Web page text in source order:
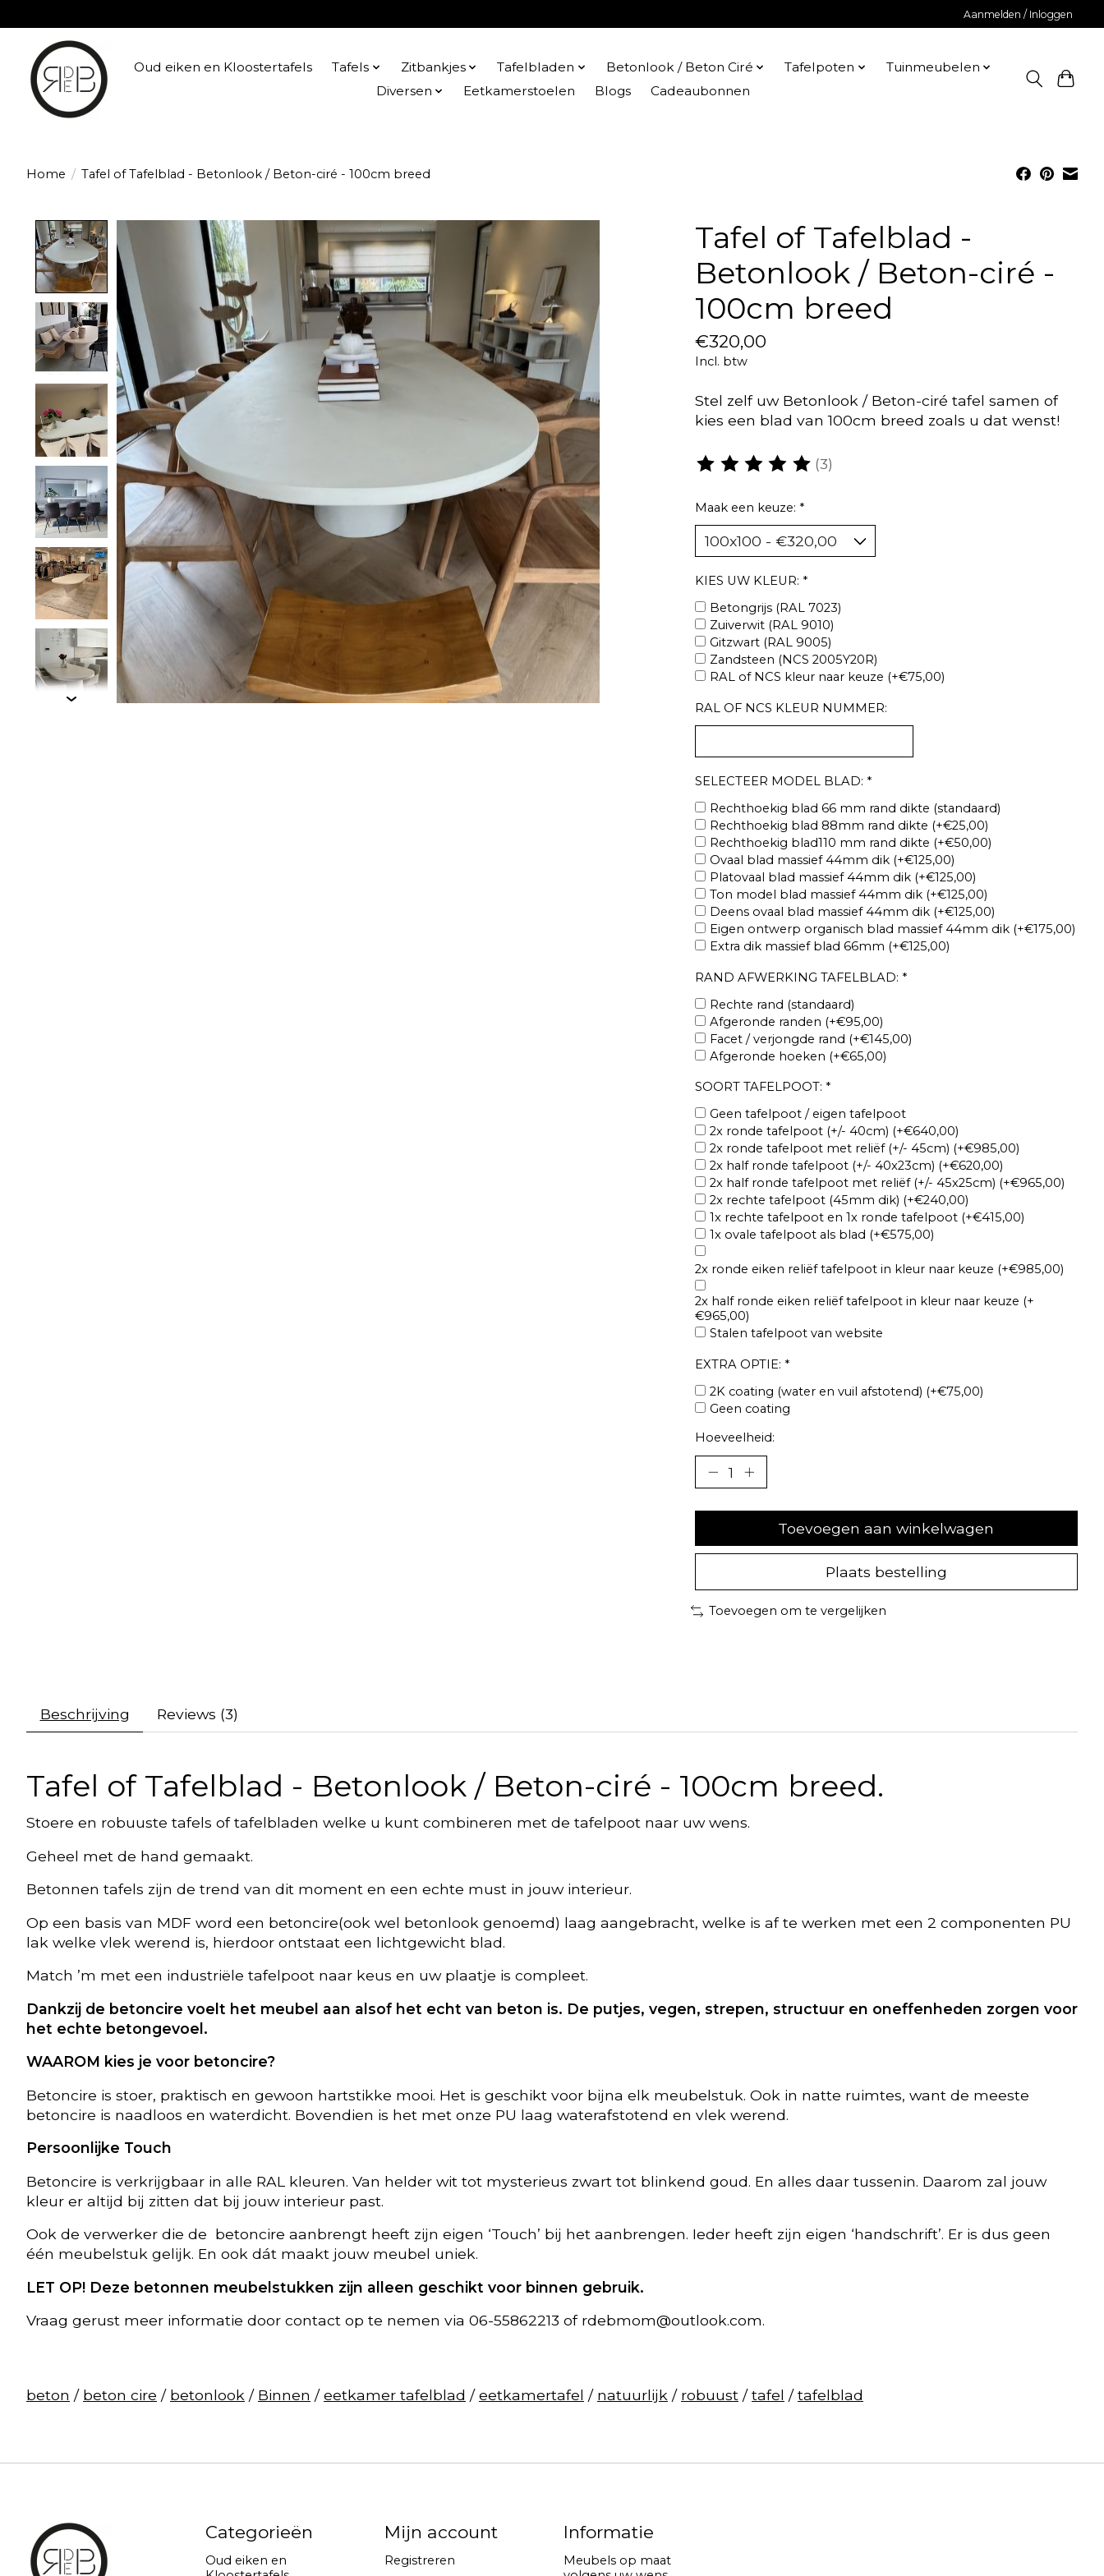
Aanmelden / Inloggen
Oud eiken en Kloostertafels Tafels Zitbankjes Tafelbladen Betonlook / Beton Ciré Tafelpoten
Tuinmeubelen
Diversen
Eetkamerstoelen Blogs Cadeaubonnen
Home / Tafel of Tafelblad - Betonlook / Beton-ciré - 100cm breed
Product image slideshow Items
Tafel of Tafelblad -
Betonlook / Beton-ciré -
100cm breed
€320,00
Incl. btw
Stel zelf uw Betonlook / Beton-ciré tafel samen of
kies een blad van 100cm breed zoals u dat wenst!
De beoordeling van dit product is
(3)
Maak een keuze: *
KIES UW KLEUR: *
Betongrijs (RAL 7023)
Zuiverwit (RAL 9010)
Gitzwart (RAL 9005)
Zandsteen (NCS 2005Y20R)
RAL of NCS kleur naar keuze (+€75,00)
RAL OF NCS KLEUR NUMMER:
SELECTEER MODEL BLAD: *
Rechthoekig blad 66 mm rand dikte (standaard)
Rechthoekig blad 88mm rand dikte (+€25,00)
Rechthoekig blad110 mm rand dikte (+€50,00)
Ovaal blad massief 44mm dik (+€125,00)
Platovaal blad massief 44mm dik (+€125,00)
Ton model blad massief 44mm dik (+€125,00)
Deens ovaal blad massief 44mm dik (+€125,00)
Eigen ontwerp organisch blad massief 44mm dik (+€175,00)
Extra dik massief blad 66mm (+€125,00)
RAND AFWERKING TAFELBLAD: *
Rechte rand (standaard)
Afgeronde randen (+€95,00)
Facet / verjongde rand (+€145,00)
Afgeronde hoeken (+€65,00)
SOORT TAFELPOOT: *
Geen tafelpoot / eigen tafelpoot
2x ronde tafelpoot (+/- 40cm) (+€640,00)
2x ronde tafelpoot met reliëf (+/- 45cm) (+€985,00)
2x half ronde tafelpoot (+/- 40x23cm) (+€620,00)
2x half ronde tafelpoot met reliëf (+/- 45x25cm) (+€965,00)
2x rechte tafelpoot (45mm dik) (+€240,00)
1x rechte tafelpoot en 1x ronde tafelpoot (+€415,00)
1x ovale tafelpoot als blad (+€575,00)
2x ronde eiken reliëf tafelpoot in kleur naar keuze (+€985,00)
2x half ronde eiken reliëf tafelpoot in kleur naar keuze (+
€965,00)
Stalen tafelpoot van website
EXTRA OPTIE: *
2K coating (water en vuil afstotend) (+€75,00)
Geen coating
Hoeveelheid:
Toevoegen aan winkelwagen
Plaats bestelling
Toevoegen om te vergelijken
Beschrijving Reviews (3)
Tafel of Tafelblad - Betonlook / Beton-ciré - 100cm breed.
Stoere en robuuste tafels of tafelbladen welke u kunt combineren met de tafelpoot naar uw wens.
Geheel met de hand gemaakt.
Betonnen tafels zijn de trend van dit moment en een echte must in jouw interieur.
Op een basis van MDF word een betoncire(ook wel betonlook genoemd) laag aangebracht, welke is af te werken met een 2 componenten PU
lak welke vlek werend is, hierdoor ontstaat een lichtgewicht blad.
Match ’m met een industriële tafelpoot naar keus en uw plaatje is compleet.
Dankzij de betoncire voelt het meubel aan alsof het echt van beton is. De putjes, vegen, strepen, structuur en oneffenheden zorgen voor
het echte betongevoel.
WAAROM kies je voor betoncire?
Betoncire is stoer, praktisch en gewoon hartstikke mooi. Het is geschikt voor bijna elk meubelstuk. Ook in natte ruimtes, want de meeste
betoncire is naadloos en waterdicht. Bovendien is het met onze PU laag waterafstotend en vlek werend.
Persoonlijke Touch
Betoncire is verkrijgbaar in alle RAL kleuren. Van helder wit tot mysterieus zwart tot blinkend goud. En alles daar tussenin. Daarom zal jouw
kleur er altijd bij zitten dat bij jouw interieur past.
Ook de verwerker die de betoncire aanbrengt heeft zijn eigen ‘Touch’ bij het aanbrengen. Ieder heeft zijn eigen ‘handschrift’. Er is dus geen
één meubelstuk gelijk. En ook dát maakt jouw meubel uniek.
LET OP! Deze betonnen meubelstukken zijn alleen geschikt voor binnen gebruik.
Vraag gerust meer informatie door contact op te nemen via 06-55862213 of rdebmom@outlook.com.
beton / beton cire / betonlook / Binnen /eetkamer tafelblad /eetkamertafel / natuurlijk / robuust /tafel /tafelblad
Categorieën
Oud eiken en
Mijn account
Registreren
Informatie
Meubels op maat